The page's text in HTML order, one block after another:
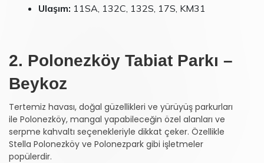
Ulaşım: 11SA, 132C, 132S, 17S, KM31
2. Polonezköy Tabiat Parkı –
Beykoz
Tertemiz havası, doğal güzellikleri ve yürüyüş parkurları
ile Polonezköy, mangal yapabileceğin özel alanları ve
serpme kahvaltı seçenekleriyle dikkat çeker. Özellikle
Stella Polonezköy ve Polonezpark gibi işletmeler
popülerdir.